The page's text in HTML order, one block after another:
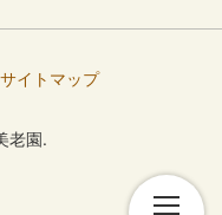
サイトマップ
老園.